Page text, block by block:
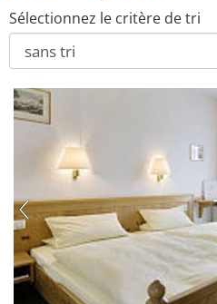
Sélectionnez le critère de tri